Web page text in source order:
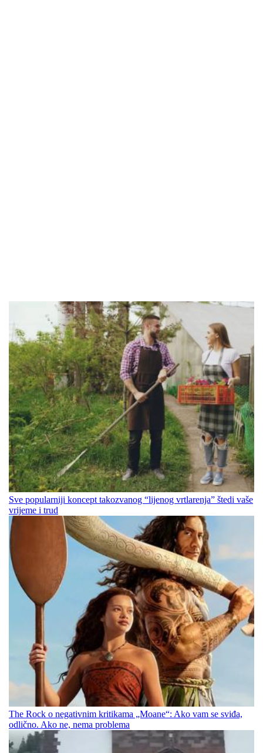
Sve popularniji koncept takozvanog “lijenog vrtlarenja” štedi vaše
vrijeme i trud
The Rock o negativnim kritikama „Moane“: Ako vam se sviđa,
odlično. Ako ne, nema problema